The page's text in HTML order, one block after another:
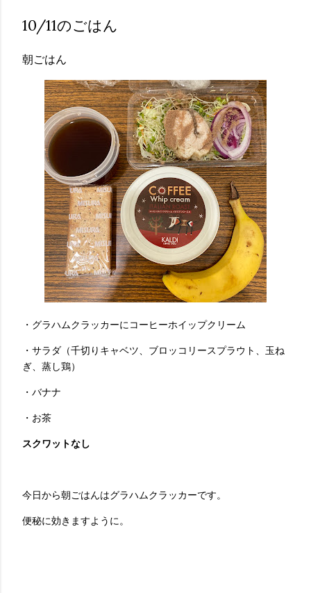
10/11のごはん
朝ごはん
・グラハムクラッカーにコーヒーホイップクリーム
・サラダ（千切りキャベツ、ブロッコリースプラウト、玉ね
ぎ、蒸し鶏）
・バナナ
・お茶
スクワットなし
今日から朝ごはんはグラハムクラッカーです。
便秘に効きますように。